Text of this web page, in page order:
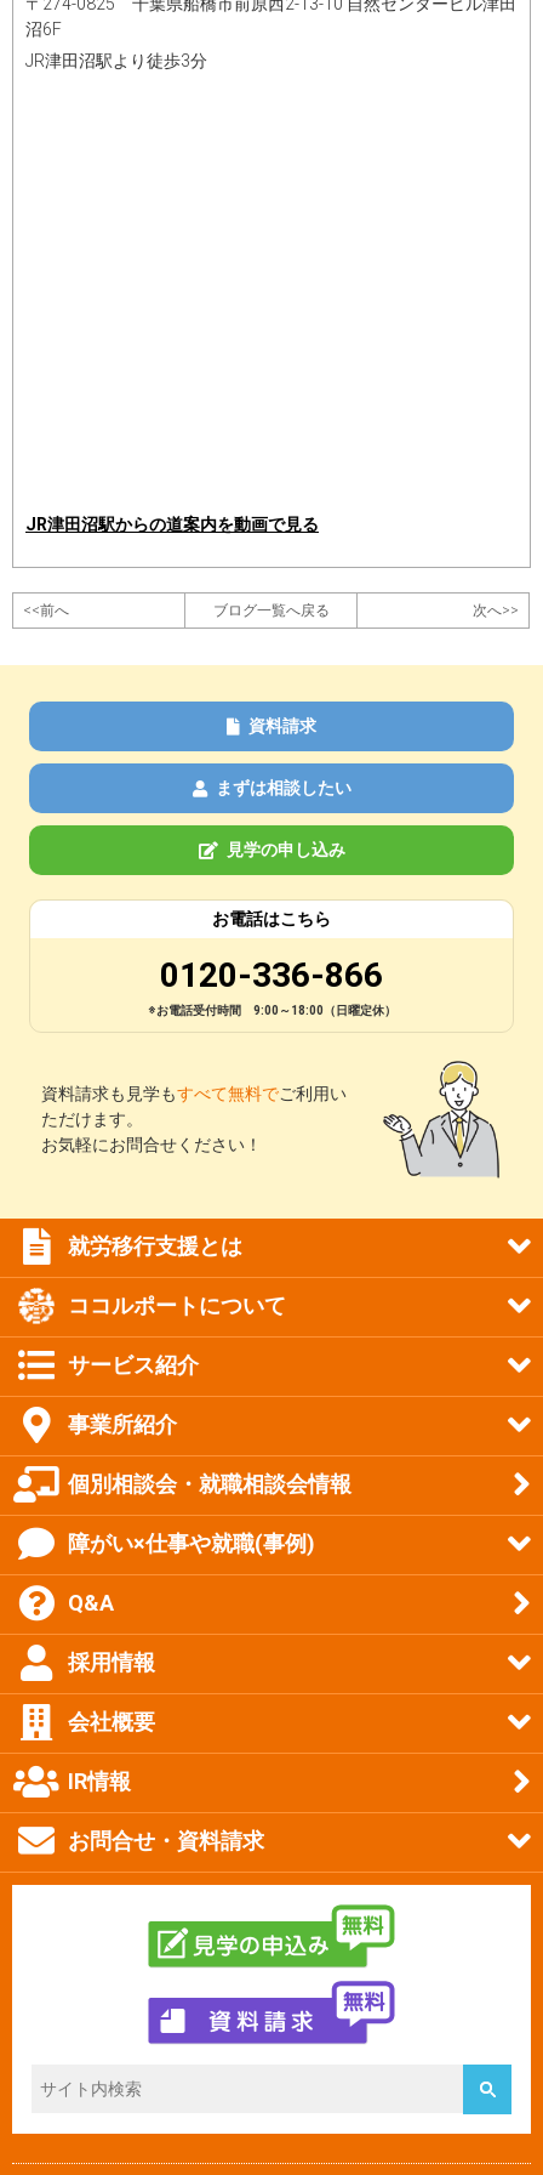
〒274-0825 千葉県船橋市前原西2-13-10 自然センタービル津田
沼6F
JR津田沼駅より徒歩3分
JR津田沼駅からの道案内を動画で見る
<<前へ ブログ一覧へ戻る 次へ>>
資料請求
まずは相談したい
見学の申し込み
お電話はこちら
0120-336-866
※お電話受付時間 9:00～18:00（日曜定休）
資料請求も見学もすべて無料でご利用い
ただけます。
お気軽にお問合せください！
就労移行支援とは
ココルポートについて
サービス紹介
事業所紹介
個別相談会・就職相談会情報
障がい×仕事や就職(事例)
Q&A
採用情報
会社概要
IR情報
お問合せ・資料請求